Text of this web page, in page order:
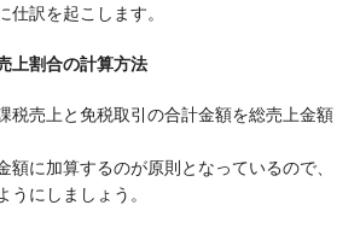
訳を起こします。
上割合の計算方法
税売上と免税取引の合計金額を総売上金額
額に加算するのが原則となっているので、
にしましょう。